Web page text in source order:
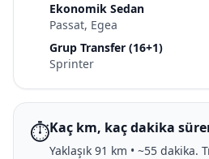
Ekonomik Sedan
Passat, Egea
Grup Transfer (16+1)
Sprinter
⏱️Kaç km, kaç dakika
Yaklaşık 91 km • ~55 dakika.